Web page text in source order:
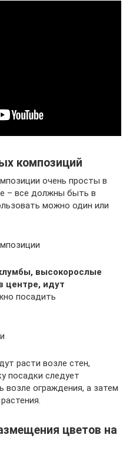
композиций
очень просты в
– все должны быть в
можно один или
высокорослые
центре, идут
посадить
расти возле стен,
посадки следует
ограждения, а затем
цветов на